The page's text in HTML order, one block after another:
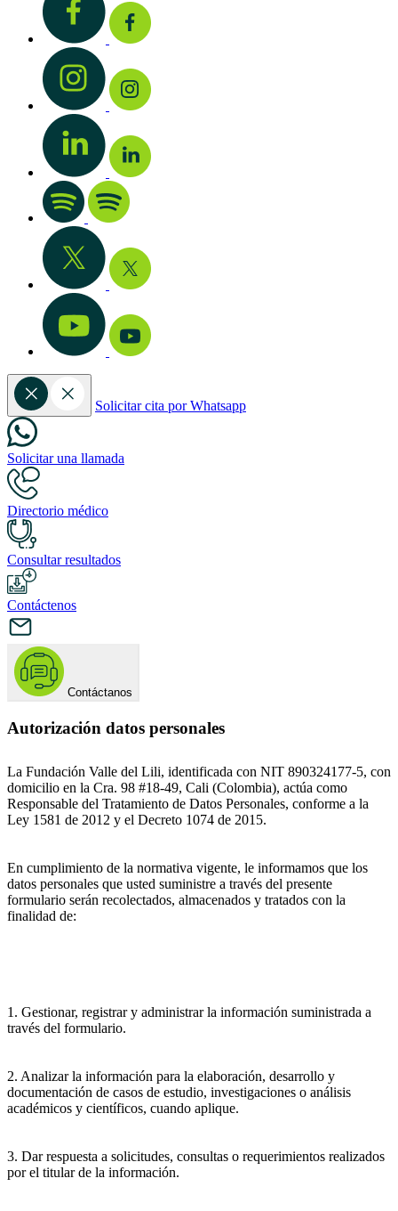
Solicitar cita por Whatsapp
Solicitar una llamada
Directorio médico
Consultar resultados
Contáctenos
Contáctanos
Autorización datos personales
La Fundación Valle del Lili, identificada con NIT 890324177-5, con
domicilio en la Cra. 98 #18-49, Cali (Colombia), actúa como
Responsable del Tratamiento de Datos Personales, conforme a la
Ley 1581 de 2012 y el Decreto 1074 de 2015.
En cumplimiento de la normativa vigente, le informamos que los
datos personales que usted suministre a través del presente
formulario serán recolectados, almacenados y tratados con la
finalidad de:
1. Gestionar, registrar y administrar la información suministrada a
través del formulario.
2. Analizar la información para la elaboración, desarrollo y
documentación de casos de estudio, investigaciones o análisis
académicos y científicos, cuando aplique.
3. Dar respuesta a solicitudes, consultas o requerimientos realizados
por el titular de la información.